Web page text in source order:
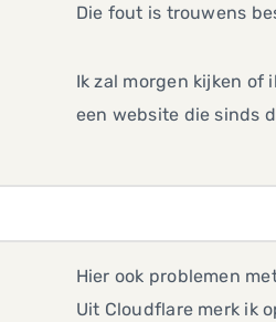
Die fout is trouwens
Ik zal morgen kijken of
een website die sinds
Hier ook problemen
Uit Cloudflare merk ik